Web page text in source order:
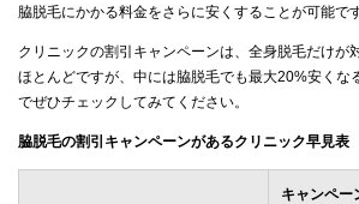
脇脱毛にかかる料金をさらに安くすることが可能です
クリニックの割引キャンペーンは、全身脱毛だけが
ほとんどですが、中には脇脱毛でも最大20%安くな
でぜひチェックしてみてください。
脇脱毛の割引キャンペーンがあるクリニック早見表
キャンペー